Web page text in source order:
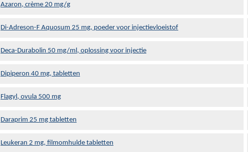
Azaron, crème 20 mg/g
Di-Adreson-F Aquosum 25 mg, poeder voor injectievloeistof
Deca-Durabolin 50 mg/ml, oplossing voor injectie
Dipiperon 40 mg, tabletten
Flagyl, ovula 500 mg
Daraprim 25 mg tabletten
Leukeran 2 mg, filmomhulde tabletten